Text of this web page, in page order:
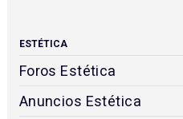
ESTÉTICA
Foros Estética
Anuncios Estética